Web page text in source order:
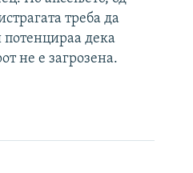
треба да
потенцираа дека
не е загрозена.